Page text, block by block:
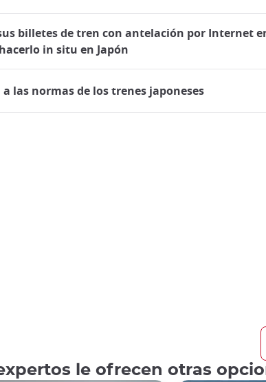
billetes de tren con antelación por Internet
in situ en Japón
las normas de los trenes japoneses
viajando en tren
. A quienes viajan por primera vez a Japón, sin
le ofrecen otras